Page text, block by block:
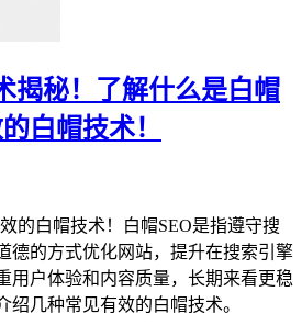
揭秘！了解什么是白帽
白帽技术！
的白帽技术！白帽SEO是指遵守搜
德的方式优化网站，提升在搜索引擎
用户体验和内容质量，长期来看更稳
绍几种常见有效的白帽技术。